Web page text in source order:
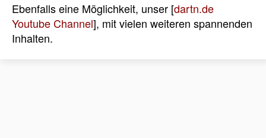
Ebenfalls eine Möglichkeit, unser [dartn.de
Youtube Channel], mit vielen weiteren spannenden
Inhalten.